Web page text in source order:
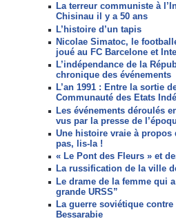
La terreur communiste à
Chisinau il y a 50 ans
L’histoire d’un tapis
Nicolae Simatoc, le
joué au FC Barcelone et
L’indépendance de la
chronique des événements
L’an 1991 : Entre la sortie
Communauté des Etats
Les événements déroulés
vus par la presse de
Une histoire vraie à propos
pas, lis-la !
« Le Pont des Fleurs » et
La russification de la ville
Le drame de la femme qui
grande URSS”
La guerre soviétique
Bessarabie